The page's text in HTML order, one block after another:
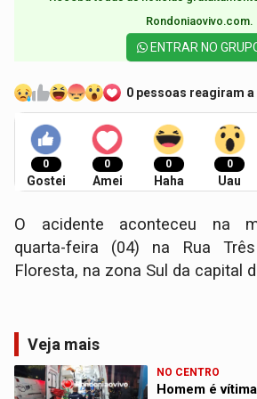
Rondoniaovivo.com.​
ENTRAR NO
0 pessoas reagiram
0
Gostei
0
Amei
0
Haha
0
Uau
O acidente aconteceu na
quarta-feira (04) na Rua
Floresta, na zona Sul da capital
Veja mais
NO CENTRO
Homem é